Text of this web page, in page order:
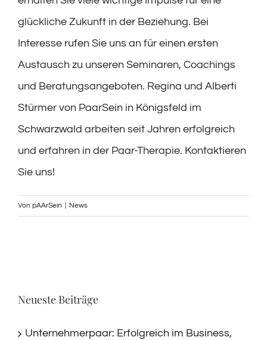
glückliche Zukunft in der Beziehung. Bei
Interesse rufen Sie uns an für einen ersten
Austausch zu unseren Seminaren, Coachings
und Beratungsangeboten. Regina und Alberti
Stürmer von PaarSein in Königsfeld im
Schwarzwald arbeiten seit Jahren erfolgreich
und erfahren in der Paar-Therapie. Kontaktieren
Sie uns!
Von pAArSein News
Neueste Beiträge
Unternehmerpaar: Erfolgreich im Business,